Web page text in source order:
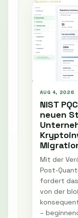
AUG 4, 2026
NIST
neuen
Mit der
Post-
fordert das
von der
–